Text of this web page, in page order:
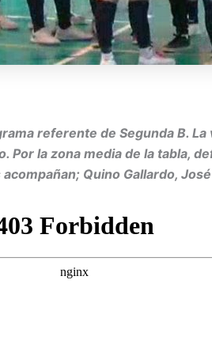
referente de Segunda B.
la zona media de la tabla,
Quino Gallardo,